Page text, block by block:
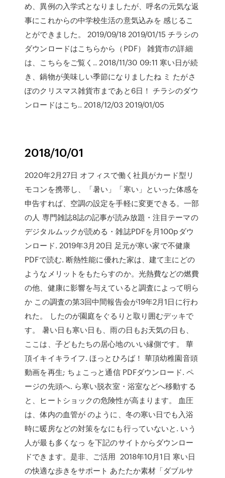
め、異例の入学式となりましたが、呼名の元気な返
事にこれからの中学校生活の意気込みを 感じるこ
とができました。 2019/09/18 2019/01/15 チラシの
ダウンロードはこちらから（PDF） 雑貨市の詳細
は、こちらをご覧く.. 2018/11/30 09:11 寒い日が続
き、鍋物が美味しい季節になりましたね ミ たがさ
ぽのクリスマス雑貨市まであと6日！ チラシのダウ
ンロードはこち.. 2018/12/03 2019/01/05
2018/10/01
2020年2月27日 オフィスで働く社員がカード型リ
モコンを携帯し、「暑い」「寒い」といった体感を
申告すれば、空調の設定を手軽に変更できる。一部
の人 専門雑誌8誌の記事が読み放題・注目テーマの
デジタルムックが読める・雑誌PDFを月100pダウ
ンロード. 2019年3月20日 足元が寒い家で不健康
PDFで読む. 断熱性能に優れた家は、建て主にどの
ようなメリットをもたらすのか。光熱費などの燃費
の他、健康に影響を与えていると調査によって明ら
か この調査の第3回中間報告会が19年2月1日に行わ
れた。 したのが園庭をぐるりと取り囲むデッキで
す。 暑い日も寒い日も、雨の日もお天気の日も、
ここは、子どもたちの居心地のいい縁側です。 華
頂イキイキライフ. ほっとひろば！ 華頂幼稚園音頭
動画を再生; ちょこっと通信 PDFダウンロード. ペ
ージの先頭へ. ら寒い脱衣室・浴室などへ移動する
と、ヒートショックの危険性が高まります。 血圧
は、体内の血管が のように、冬の寒い日でも入浴
時に暖房などの対策をなにも行っていないと. いう
人が最も多くなっ を下記のサイトからダウンロー
ドできます。是非、ご活用 2018年10月1日 寒い日
の快適な歩きをサポート あたたか素材「ダブルサ